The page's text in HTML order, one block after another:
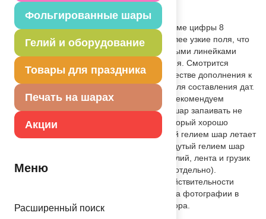
Фольгированные шары
Гелий и оборудование
Товары для праздника
Печать на шарах
Акции
Меню
Расширенный поиск
Описание товара
Воздушный фольгированный шар в форме цифры 8
зефирного цвета. Цифра Slim имеет более узкие поля, что
при той же высоте (в сравнении с базовыми линейками
цифр) позволяет экономить расход гелия. Смотрится
красиво как самостоятельно, так и в качестве дополнения к
фонтану из воздушных шаров, а также для составления дат.
Поставляется в ненадутом состоянии. Рекомендуем
надувать шар гелием. Плотно надутый шар запаивать не
требуется – шар снабжен клапаном, который хорошо
удерживает гелий внутри шара. Надутый гелием шар летает
от двух дней. Не забудьте привязать надутый гелием шар
лентой к грузику, чтобы он не улетел (гелий, лента и грузик
не входят в комплект, а приобретаются отдельно).
Внимание! Цветовой оттенок шара в действительности
может отличаться от представленного на фотографии в
зависимости от настроек Вашего монитора.